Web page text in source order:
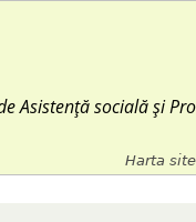
Asistență socială și
Harta site